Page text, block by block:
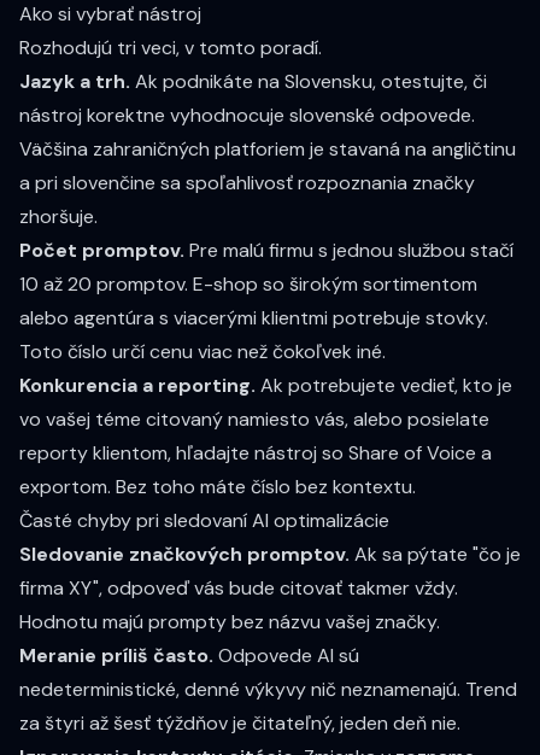
Ako si vybrať nástroj
Rozhodujú tri veci, v tomto poradí.
Jazyk a trh. Ak podnikáte na Slovensku, otestujte, či
nástroj korektne vyhodnocuje slovenské odpovede.
Väčšina zahraničných platforiem je stavaná na angličtinu
a pri slovenčine sa spoľahlivosť rozpoznania značky
zhoršuje.
Počet promptov. Pre malú firmu s jednou službou stačí
10 až 20 promptov. E-shop so širokým sortimentom
alebo agentúra s viacerými klientmi potrebuje stovky.
Toto číslo určí cenu viac než čokoľvek iné.
Konkurencia a reporting. Ak potrebujete vedieť, kto je
vo vašej téme citovaný namiesto vás, alebo posielate
reporty klientom, hľadajte nástroj so Share of Voice a
exportom. Bez toho máte číslo bez kontextu.
Časté chyby pri sledovaní AI optimalizácie
Sledovanie značkových promptov. Ak sa pýtate "čo je
firma XY", odpoveď vás bude citovať takmer vždy.
Hodnotu majú prompty bez názvu vašej značky.
Meranie príliš často. Odpovede AI sú
nedeterministické, denné výkyvy nič neznamenajú. Trend
za štyri až šesť týždňov je čitateľný, jeden deň nie.